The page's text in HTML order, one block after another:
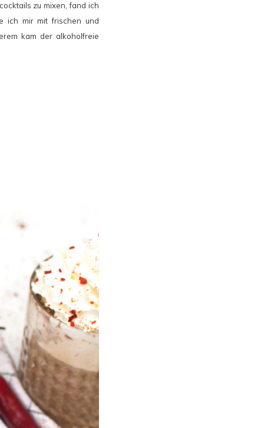
zu mixen, fand ich
ich mir mit frischen und
kam der alkoholfreie